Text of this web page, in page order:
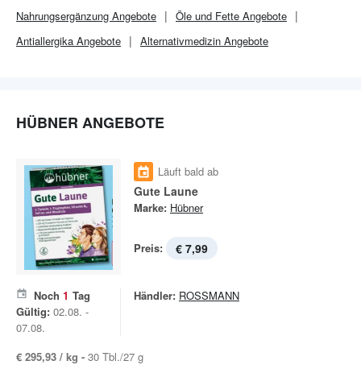
Nahrungsergänzung Angebote
Öle und Fette Angebote
Antiallergika Angebote
Alternativmedizin Angebote
HÜBNER ANGEBOTE
Läuft bald ab
Gute Laune
Marke: Hübner
Preis: € 7,99
Noch 1 Tag
Gültig: 02.08. -
07.08.
Händler: ROSSMANN
€ 295,93 / kg - 30 Tbl./27 g